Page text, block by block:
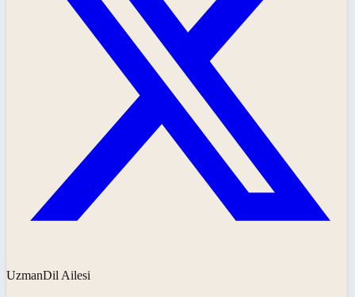
UzmanDil Ailesi